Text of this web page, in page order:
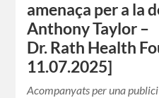
amenaça per a la
Anthony Taylor –
Dr. Rath Health
11.07.2025]
Acompanyats per una